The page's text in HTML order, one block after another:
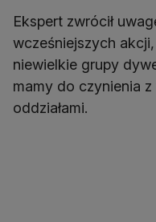
Ekspert zwrócił
wcześniejszych
niewielkie grupy
mamy do czynienia
oddziałami.